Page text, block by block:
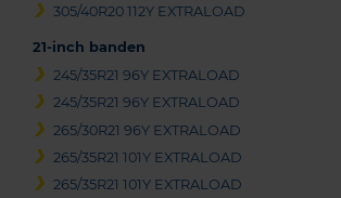
305/40R20 112Y EXTRALOAD
21-inch banden
245/35R21 96Y EXTRALOAD
245/35R21 96Y EXTRALOAD
265/30R21 96Y EXTRALOAD
265/35R21 101Y EXTRALOAD
265/35R21 101Y EXTRALOAD